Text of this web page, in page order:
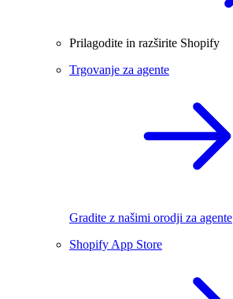
Prilagodite in razširite Shopify
Trgovanje za agente
Gradite z našimi orodji za agente
Shopify App Store